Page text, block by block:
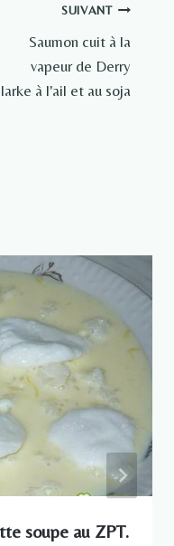
SUIVANT
Saumon cuit à la
vapeur de Derry
à l'ail et au soja
soupe au ZPT.